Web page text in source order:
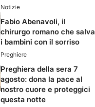
Notizie
Fabio Abenavoli, il
chirurgo romano che salva
i bambini con il sorriso
Preghiere
Preghiera della sera 7
agosto: dona la pace al
nostro cuore e proteggici
questa notte